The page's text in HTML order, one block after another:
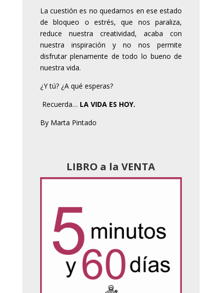
La cuestión es no quedarnos en ese estado
de bloqueo o estrés, que nos paraliza,
reduce nuestra creatividad, acaba con
nuestra inspiración y no nos permite
disfrutar plenamente de todo lo bueno de
nuestra vida.
¿Y tú? ¿A qué esperas?
Recuerda… LA VIDA ES HOY.
By Marta Pintado
LIBRO a la VENTA